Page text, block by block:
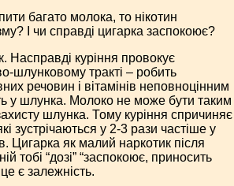
багато молока, то нікотин
І чи справді цигарка заспокоює?
Насправді куріння провокує
шлунковому тракті – робить
речовин і вітамінів неповноцінним
у шлунка. Молоко не може бути таким
шлунка. Тому куріння спричиняє
зустрічаються у 2-3 рази частіше у
Цигарка як малий наркотик після
тобі “дозі” “заспокоює, приносить
є залежність.